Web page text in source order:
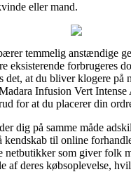
eller mand.
temmelig anstændige
eksisterende forbrugeres
det, at du bliver klogere på
Infusion Vert
for at du placerer din
dig på samme måde
kendskab til online
netbutikker som giver folk
af deres købsoplevelse,